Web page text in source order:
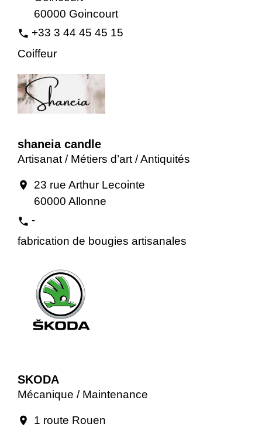
60000 Goincourt
phone +33 3 44 45 45 15
Coiffeur
shaneia candle
Artisanat / Métiers d’art / Antiquités
location_on
23 rue Arthur Lecointe
60000 Allonne
phone -
fabrication de bougies artisanales
SKODA
Mécanique / Maintenance
location_on
1 route Rouen